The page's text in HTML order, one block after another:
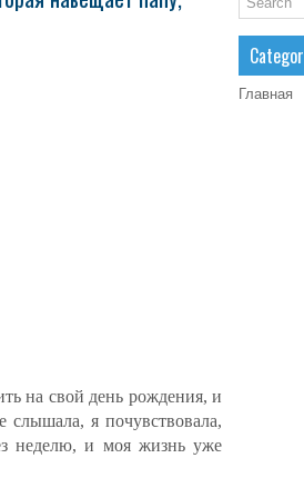
на свой день рождения, и
слышала, я почувствовала,
неделю, и моя жизнь уже
Главная